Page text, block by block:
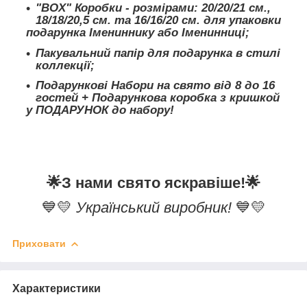
"BOX" Коробки - розмірами: 20/20/21 см.,
18/18/20,5 см. та 16/16/20 см. для упаковки
подарунка Імениннику або Іменинниці;
Пакувальний папір для подарунка в стилі
коллекції;
Подарункові Набори на свято від 8 до 16
гостей + Подарункова коробка з кришкой
у ПОДАРУНОК до набору!
🌟З нами свято яскравіше!🌟
💙💛 Український виробник! 💙💛
Приховати
Характеристики